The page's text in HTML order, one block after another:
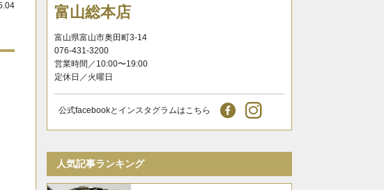
富山総本店
富山県富山市奥田町3-14
076-431-3200
営業時間／10:00〜19:00
定休日／火曜日
公式facebookとインスタグラムはこちら
人気記事ランキング